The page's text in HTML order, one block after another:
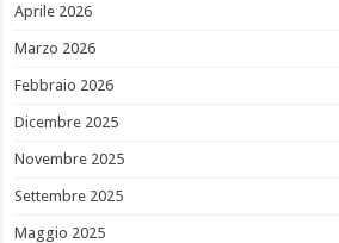
Aprile 2026
Marzo 2026
Febbraio 2026
Dicembre 2025
Novembre 2025
Settembre 2025
Maggio 2025